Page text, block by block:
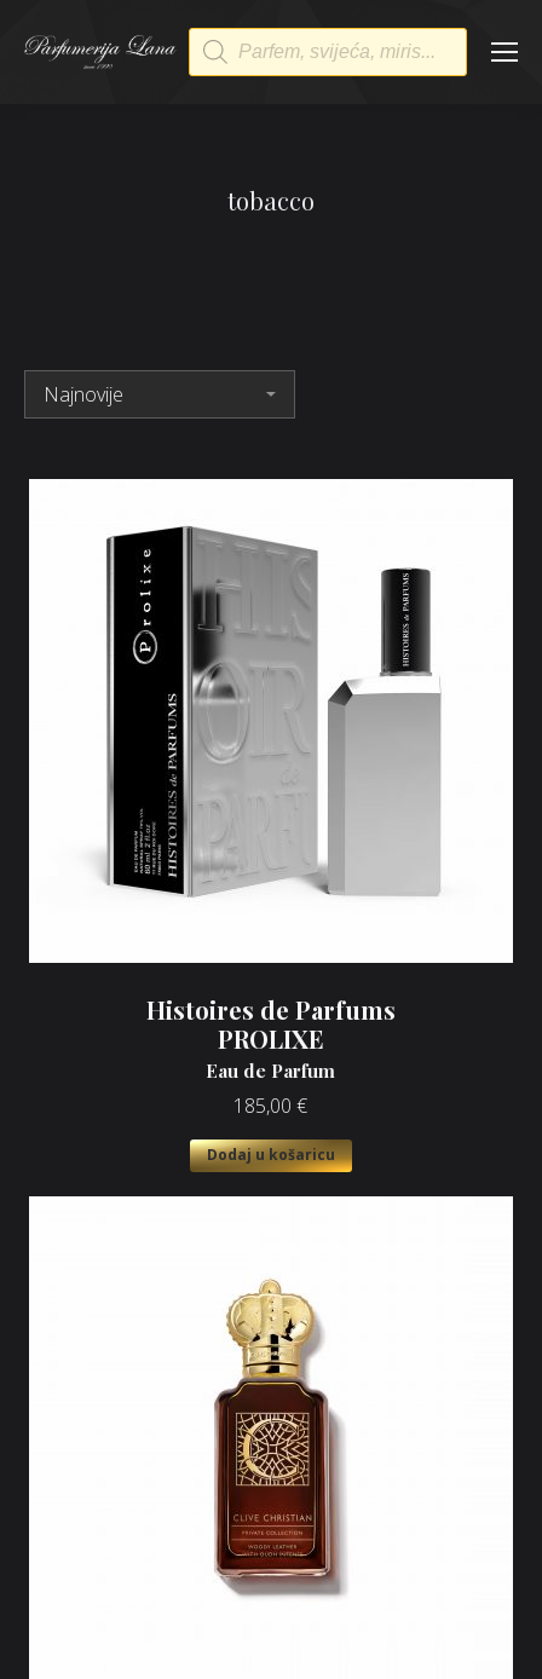
Products
search
tobacco
Histoires de Parfums
PROLIXE
Eau de Parfum
185,00 €
Dodaj u košaricu